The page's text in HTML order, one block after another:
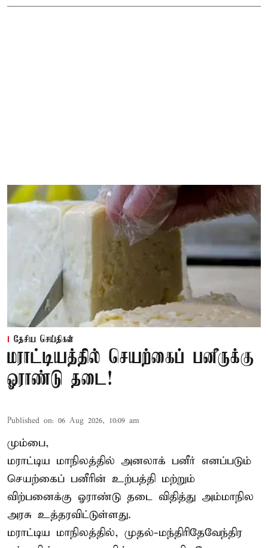
தேசிய செய்திகள்
மராட்டியத்தில் செயற்கைப் பனீருக்கு
ஓராண்டு தடை!
Published on: 06 Aug 2026, 10:09 am
மும்பை,
மராட்டிய மாநிலத்தில் அனலாக் பனீர் எனப்படும்
செயற்கைப் பனீரின் உற்பத்தி மற்றும்
விற்பனைக்கு ஓராண்டு தடை விதித்து அம்மாநில
அரசு உத்தரவிட்டுள்ளது.
மராட்டிய மாநிலத்தில், முதல்-மந்திரிதேவேந்திர